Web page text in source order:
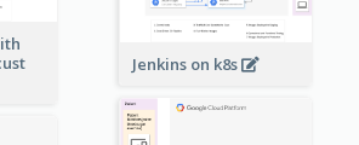
Jenkins on k8s